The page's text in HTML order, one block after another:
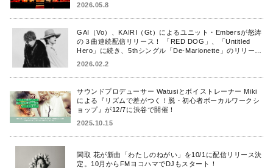
2026.05.8
GAI（Vo）、KAIRI（Gt）によるユニット・Embersが怒涛
の３曲連続配信リリース！ 「RED DOG」、「Untitled
Hero」に続き、5thシングル「De-Marionette」のリリース
2026.02.2
サウンドプロデューサー Watusiとボイストレーナー Miki
による『リズムで差がつく！脱・初心者ボーカルワークシ
ョップ』が12/7に渋谷で開催！
2025.10.15
関取 花が新曲「わたしのねがい」を10/1に配信リリース決
定。10月からFMヨコハマでDJもスタート！